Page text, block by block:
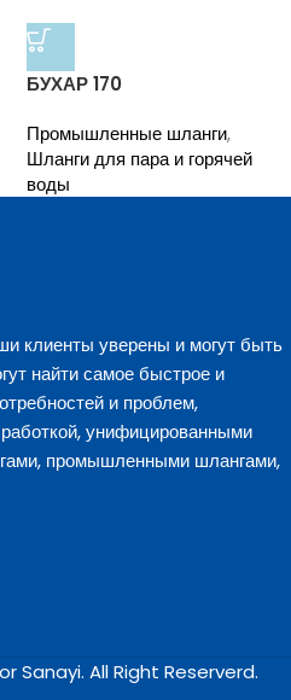
БУХАР 170
Промышленные шланги,
Шланги для пара и горячей
воды
клиенты уверены и могут быть
найти самое быстрое и
и проблем,
унифицированными
промышленными шлангами,
Sanayi. All Right Reserverd.